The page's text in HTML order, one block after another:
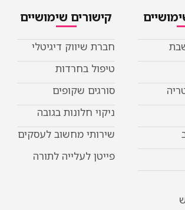
קישורים שימושיים
חברת שיווק דיגיטלי
טיפול בחרדות
סורגים שקופים
ניקוי חלונות בגובה
שירותי מחשוב לעסקים
פייטן לעלייה לתורה